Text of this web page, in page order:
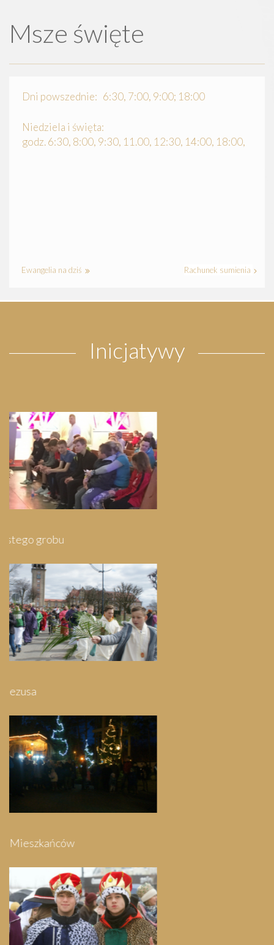
Msze święte
Dni powszednie: 6:30, 7:00, 9:00; 18:00
Niedziela i święta:
godz. 6:30, 8:00, 9:30, 11.00, 12:30, 14:00, 18:00,
Ewangelia na dziś Rachunek sumienia
Inicjatywy
Pielgrzymka do Wejherowa
Festyn Parafialny